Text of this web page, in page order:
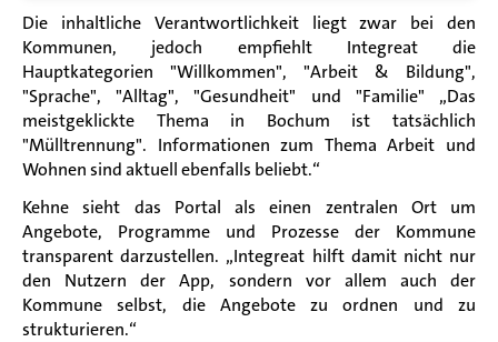
Die inhaltliche Verantwortlichkeit liegt zwar bei den
Kommunen, jedoch empfiehlt Integreat die
Hauptkategorien "Willkommen", "Arbeit & Bildung",
"Sprache", "Alltag", "Gesundheit" und "Familie" „Das
meistgeklickte Thema in Bochum ist tatsächlich
"Mülltrennung". Informationen zum Thema Arbeit und
Wohnen sind aktuell ebenfalls beliebt.“
Kehne sieht das Portal als einen zentralen Ort um
Angebote, Programme und Prozesse der Kommune
transparent darzustellen. „Integreat hilft damit nicht nur
den Nutzern der App, sondern vor allem auch der
Kommune selbst, die Angebote zu ordnen und zu
strukturieren.“